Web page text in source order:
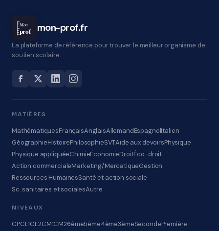
Mon
prof mon-prof.fr
La plateforme de référence pour trouver le meilleur organisme de
soutien scolaire.
MATIÈRES
MathématiquesFrançaisAnglaisAllemandEspagnolItalien
GéographieHistoirePhilosophieSVTAide aux devoirsPhysique
Physique appliquéeChimieÉconomieDroitÉco-droit
Action commercialeMarketing/MercatiqueGestion
Ressources HumainesSanté et action sociale
Sc. sanitaires et socialesAutre
NIVEAUX
CPCE1CE2CM1CM26ème5ème4ème3èmeSecondePremière